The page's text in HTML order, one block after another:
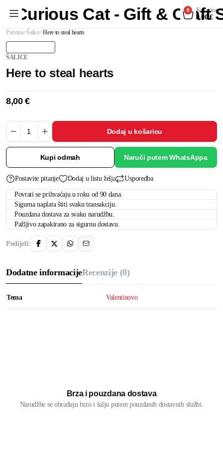
Curious Cat - Gift & Craft
0 Košarica
0,00€
Početna Šalice Here to steal hearts
ŠALICE
Here to steal hearts
8,00€
Dodaj u košaricu
Kupi odmah Naruči putem WhatsAppa
Postavite pitanje Dodaj u listu želja Usporedba
Povrati se prihvaćaju u roku od 90 dana.
Sigurna naplata štiti svaku transakciju.
Pouzdana dostava za svaku narudžbu.
Pažljivo zapakirano za sigurnu dostavu.
Podijeli:
Dodatne informacijeRecenzije (0)
Tema Valentinovo
Brza i pouzdana dostava
Narudžbe se obrađuju brzo i šalju putem pouzdanih dostavnih službi.